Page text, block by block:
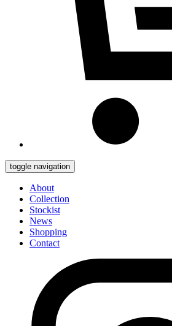
toggle navigation
About
Collection
Stockist
News
Shopping
Contact